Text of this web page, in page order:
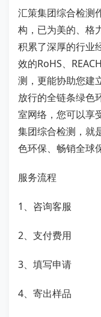
汇策集团综合检测
构，已为美的、格
积累了深厚的行业
效的RoHS、
测，更能协助您建
放行的全链条绿色
室网络，您可以享
集团综合检测，就
色环保、畅销全球
服务流程
1、咨询客服
2、支付费用
3、填写申请
4、寄出样品